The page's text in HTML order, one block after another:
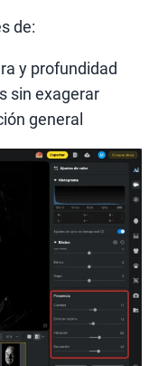
de:
y profundidad
sin exagerar
general